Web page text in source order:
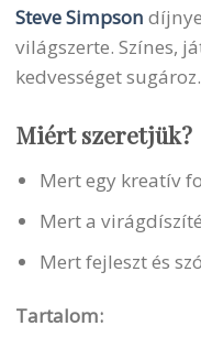
Steve Simpson
világszerte. Színes,
kedvességet sugároz.
Miért szeretjük?
Mert egy kreatív
Mert a
Mert fejleszt és
Tartalom: